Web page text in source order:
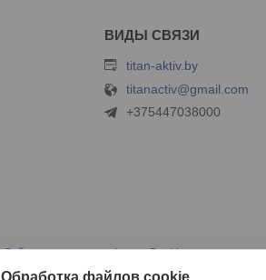
titan-aktiv.by
titanactiv@gmail.com
+375447038000
Сайт создан на платформе Deal.by
Политика обработки файлов cookies
Обработка файлов cookie